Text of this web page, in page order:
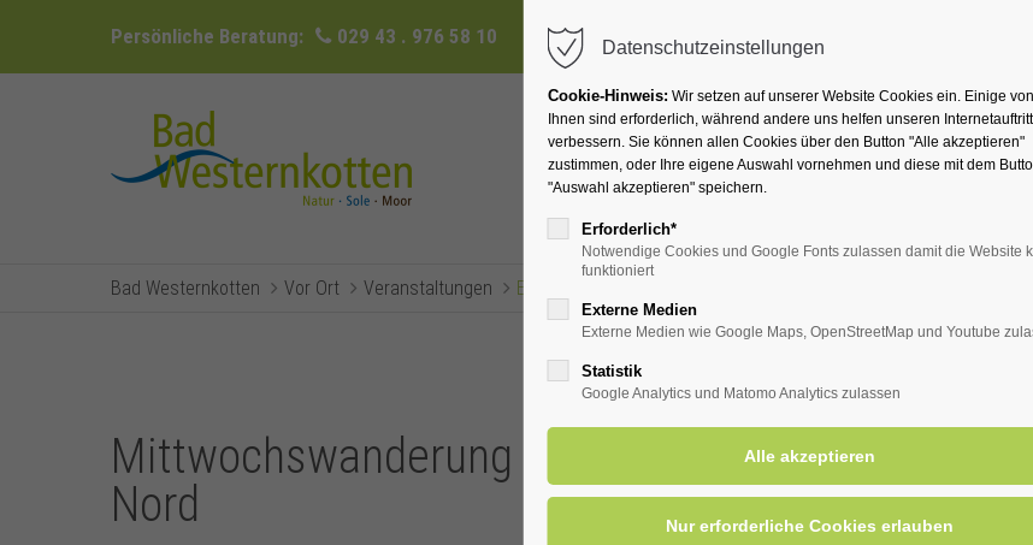
Persönliche Beratung: 029 43 . 976 58 10 info@badwesternkotten.de
Ihr Heilbad Übernachten Für Ihre
Bad Westernkotten Vor Ort Veranstaltungen Eventsreader (Timeline)
Mittwochswanderung mit dem Sauerländischen
Nord
Datenschutzeinstellungen
Cookie-Hinweis: Wir setzen auf unserer Website Cookies ein. Einige von
Ihnen sind erforderlich, während andere uns helfen unseren
verbessern. Sie können allen Cookies über den Button "Alle akzeptieren"
zustimmen, oder Ihre eigene Auswahl vornehmen und diese mit dem
"Auswahl akzeptieren" speichern.
Erforderlich*
Notwendige Cookies und Google Fonts zulassen damit die Website
funktioniert
Externe Medien
Externe Medien wie Google Maps, OpenStreetMap und Youtube
Statistik
Google Analytics und Matomo Analytics zulassen